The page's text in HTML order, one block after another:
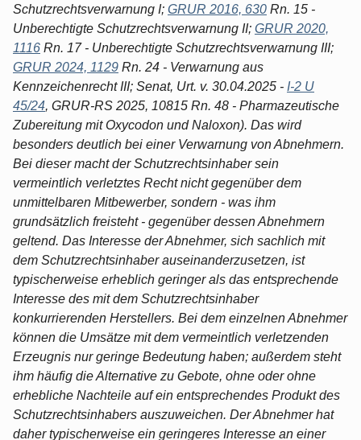
Schutzrechtsverwarnung I; GRUR 2016, 630 Rn. 15 -
Unberechtigte Schutzrechtsverwarnung II; GRUR 2020,
1116 Rn. 17 - Unberechtigte Schutzrechtsverwarnung III;
GRUR 2024, 1129 Rn. 24 - Verwarnung aus
Kennzeichenrecht III; Senat, Urt. v. 30.04.2025 - I-2 U
45/24, GRUR-RS 2025, 10815 Rn. 48 - Pharmazeutische
Zubereitung mit Oxycodon und Naloxon). Das wird
besonders deutlich bei einer Verwarnung von Abnehmern.
Bei dieser macht der Schutzrechtsinhaber sein
vermeintlich verletztes Recht nicht gegenüber dem
unmittelbaren Mitbewerber, sondern - was ihm
grundsätzlich freisteht - gegenüber dessen Abnehmern
geltend. Das Interesse der Abnehmer, sich sachlich mit
dem Schutzrechtsinhaber auseinanderzusetzen, ist
typischerweise erheblich geringer als das entsprechende
Interesse des mit dem Schutzrechtsinhaber
konkurrierenden Herstellers. Bei dem einzelnen Abnehmer
können die Umsätze mit dem vermeintlich verletzenden
Erzeugnis nur geringe Bedeutung haben; außerdem steht
ihm häufig die Alternative zu Gebote, ohne oder ohne
erhebliche Nachteile auf ein entsprechendes Produkt des
Schutzrechtsinhabers auszuweichen. Der Abnehmer hat
daher typischerweise ein geringeres Interesse an einer